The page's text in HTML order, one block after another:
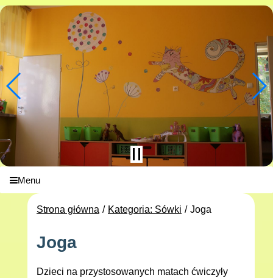
Menu
Strona główna Kategoria: Sówki Joga
Joga
Dzieci na przystosowanych matach ćwiczyły